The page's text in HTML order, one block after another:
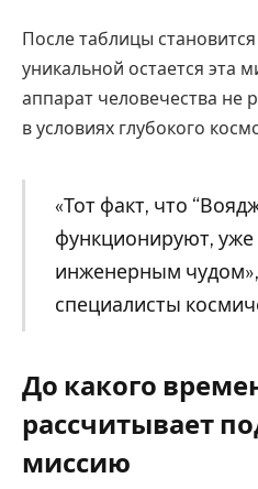
После таблицы
уникальной остается эта
аппарат человечества не
в условиях глубокого
«Тот факт, что
функционируют,
инженерным
специалисты
До какого
рассчитывает
миссию